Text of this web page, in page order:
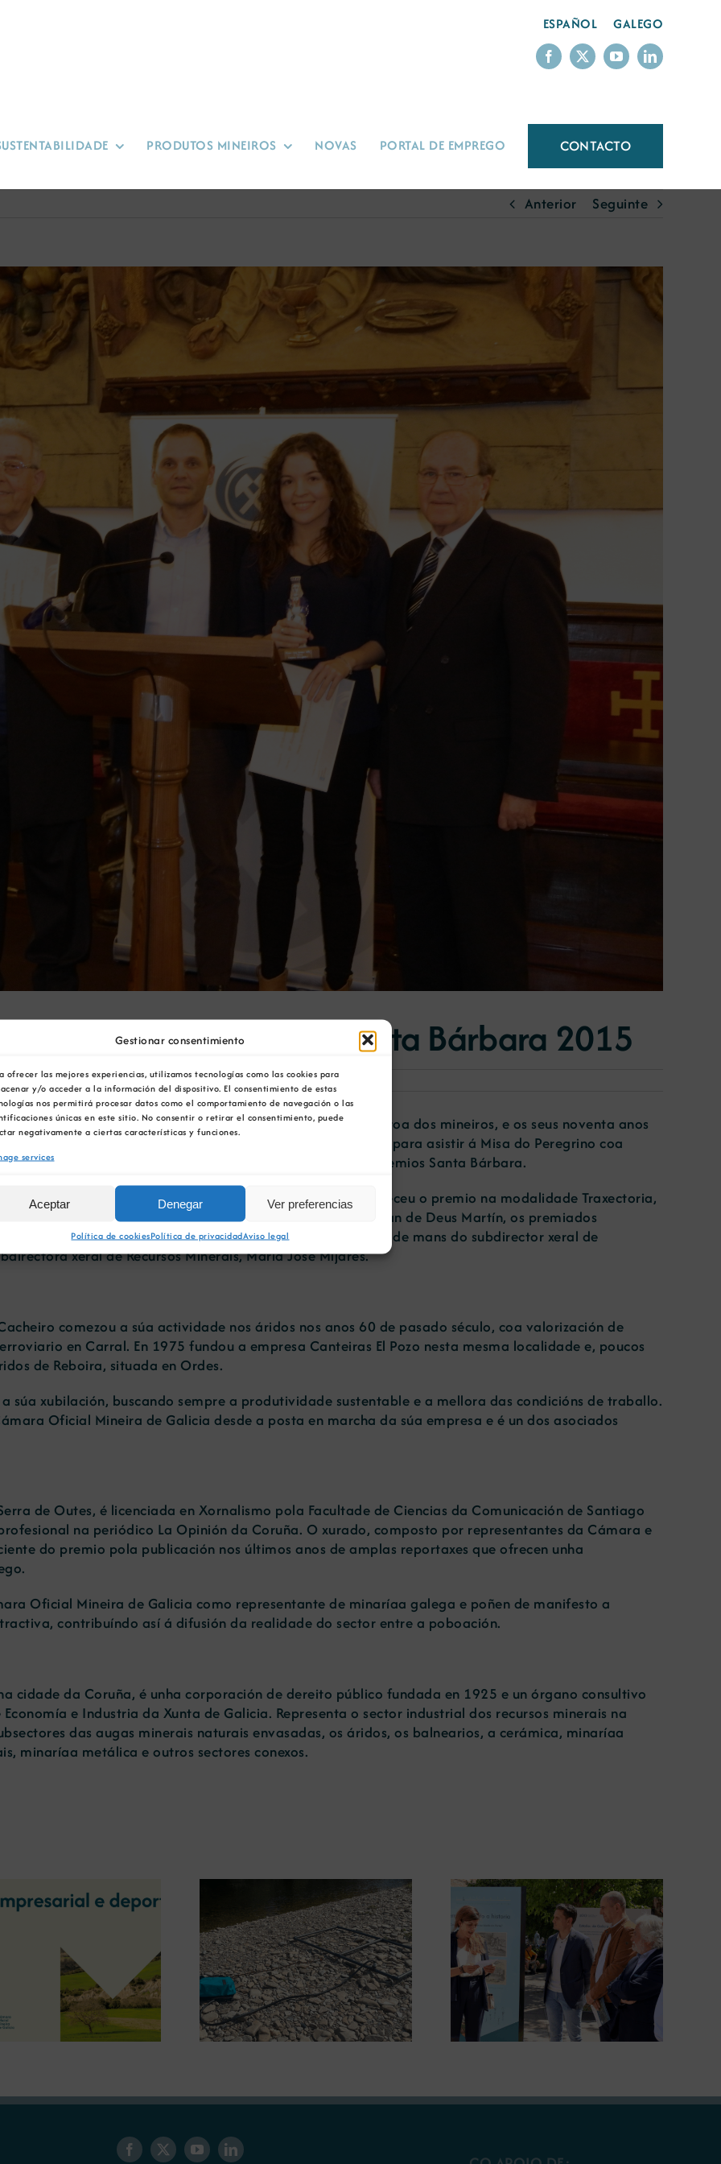
Gestionar consentimiento
ofrecer las mejores experiencias, utilizamos tecnologías como las cookies para
y/o acceder a la información del dispositivo. El consentimiento de estas
nos permitirá procesar datos como el comportamiento de navegación o las
únicas en este sitio. No consentir o retirar el consentimiento, puede
negativamente a ciertas características y funciones.
services
Aceptar Denegar Ver preferencias
Política de cookiesPolítica de privacidadAviso legal
ESPAÑOL GALEGO
PRODUTOS MINEIROS NOVAS PORTAL DE EMPREGO CONTACTO
Anterior Seguinte
Moledo, premios Santa Bárbara 2015
3 de decembro a festividade de Santa Bárbara, patroa dos mineiros, e os seus noventa anos
a comunidade mineira de Galicia reuniuse en Compostela para asistir á Misa do Peregrino coa
que acolleu tamén a entrega da novena edición dos Premios Santa Bárbara.
da empresa de áridos Canteiras El Pozo, quen mereceu o premio na modalidade Traxectoria,
en Comunicación. Tras o discurso do presidente, Juan de Deus Martín, os premiados
elaboradas por Sargadelos e os diplomas acreditativos de mans do subdirector xeral de
xeral de Recursos Minerais, María José Mijares.
comezou a súa actividade nos áridos nos anos 60 de pasado século, coa valorización de
en Carral. En 1975 fundou a empresa Canteiras El Pozo nesta mesma localidade e, poucos
de Reboira, situada en Ordes.
súa xubilación, buscando sempre a produtividade sustentable e a mellora das condicións de traballo.
Oficial Mineira de Galicia desde a posta en marcha da súa empresa e é un dos asociados
de Outes, é licenciada en Xornalismo pola Facultade de Ciencias da Comunicación de Santiago
na periódico La Opinión da Coruña. O xurado, composto por representantes da Cámara e
do premio pola publicación nos últimos anos de amplas reportaxes que ofrecen unha
Oficial Mineira de Galicia como representante de minaríaa galega e poñen de manifesto a
contribuíndo así á difusión da realidade do sector entre a poboación.
cidade da Coruña, é unha corporación de dereito público fundada en 1925 e un órgano consultivo
e Industria da Xunta de Galicia. Representa o sector industrial dos recursos minerais na
das augas minerais naturais envasadas, os áridos, os balnearios, a cerámica, minaríaa
minaríaa metálica e outros sectores conexos.
presentan as últimas
innovacións en restauración
ambiental para a minaría
galega
A COMG inaugura en
Ourense a exposición
‘Tesouros da terra’
A COMG leva a Vigo a
exposición ‘Tesouros da terra’